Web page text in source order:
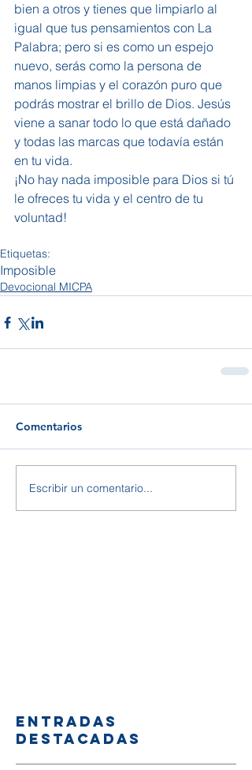
bien a otros y tienes que limpiarlo al
igual que tus pensamientos con La
Palabra; pero si es como un espejo
nuevo, serás como la persona de
manos limpias y el corazón puro que
podrás mostrar el brillo de Dios. Jesús
viene a sanar todo lo que está dañado
y todas las marcas que todavía están
en tu vida.
¡No hay nada imposible para Dios si tú
le ofreces tu vida y el centro de tu
voluntad!
Etiquetas:
Imposible
Devocional MICPA
Comentarios
Escribir un comentario...
Entradas
destacadas